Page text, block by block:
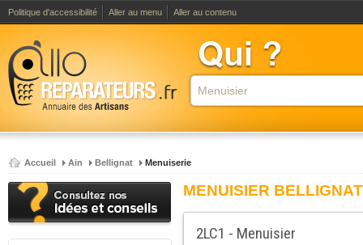
Politique d'accessibilité Aller au menu Aller au contenu
Accueil Ain Bellignat Menuiserie
MENUISIER BELLIGNAT
2LC1 - Menuisier